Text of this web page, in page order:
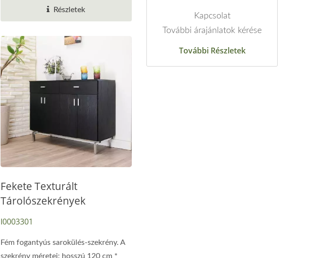
Részletek
Fekete Texturált
Tárolószekrények
I0003301
Fém fogantyús sarokülés-szekrény. A
szekrény méretei: hosszú 120 cm *
Kapcsolat
További árajánlatok kérése
További Részletek